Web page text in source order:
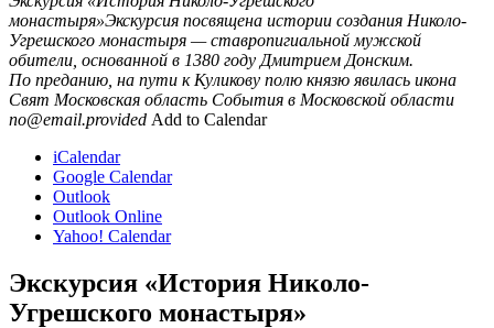
монастыря»Экскурсия посвящена истории создания Николо-
Угрешского монастыря — ставропигиальной мужской
обители, основанной в 1380 году Дмитрием Донским.
По преданию, на пути к Куликову полю князю явилась икона
Свят Московская область События в Московской области
no@email.provided Add to Calendar
iCalendar
Google Calendar
Outlook
Outlook Online
Yahoo! Calendar
Экскурсия «История Николо-
Угрешского монастыря»